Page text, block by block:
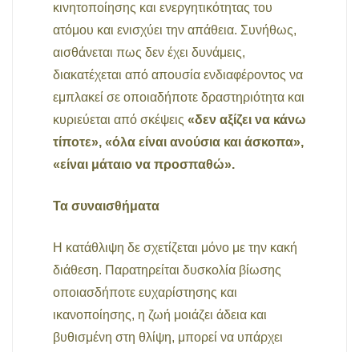
κινητοποίησης και ενεργητικότητας του
ατόμου και ενισχύει την απάθεια. Συνήθως,
αισθάνεται πως δεν έχει δυνάμεις,
διακατέχεται από απουσία ενδιαφέροντος να
εμπλακεί σε οποιαδήποτε δραστηριότητα και
κυριεύεται από σκέψεις «δεν αξίζει να κάνω
τίποτε», «όλα είναι ανούσια και άσκοπα»,
«είναι μάταιο να προσπαθώ».
Τα συναισθήματα
Η κατάθλιψη δε σχετίζεται μόνο με την κακή
διάθεση. Παρατηρείται δυσκολία βίωσης
οποιασδήποτε ευχαρίστησης και
ικανοποίησης, η ζωή μοιάζει άδεια και
βυθισμένη στη θλίψη, μπορεί να υπάρχει